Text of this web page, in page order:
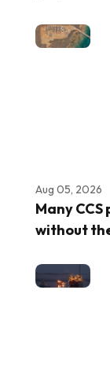
Aug 05, 2026
Many
without